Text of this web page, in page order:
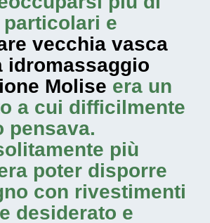
e
vecchia vasca
idromassaggio
Molise era un
a cui difficilmente
pensava.
più
poter disporre
con rivestimenti
desiderato e